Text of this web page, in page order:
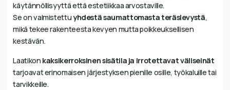
käytännöllisyyttä että estetiikkaa arvostaville.
Se on valmistettuyhdestä saumattomasta teräslevystä,
mikä tekee rakenteesta kevyen mutta poikkeuksellisen
kestävän.
Laatikon kaksikerroksinen sisätila ja irrotettavat väliseinät
tarjoavat erinomaisen järjestyksen pienille osille, työkaluille tai
tarvikkeille.